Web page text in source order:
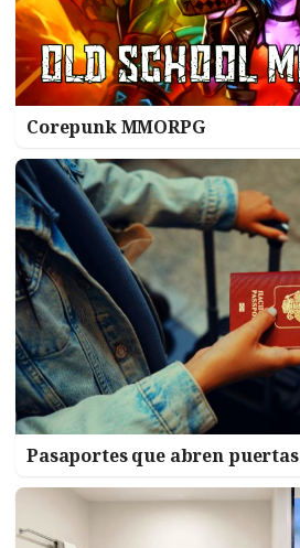
Corepunk MMORPG
Pasaportes que abren puertas